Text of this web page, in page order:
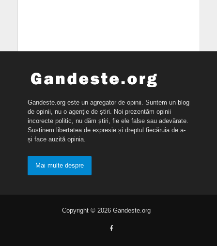
Gandeste.org este un agregator de opinii. Suntem un blog
de opinii, nu o agenție de știri. Noi prezentăm opinii
incorecte politic, nu dăm știri, fie ele false sau adevărate.
Susținem libertatea de expresie și dreptul fiecăruia de a-
și face auzită opinia.
Mai multe despre
Copyright © 2026 Gandeste.org